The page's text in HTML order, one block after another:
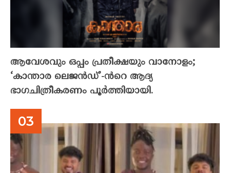
ആവേശവും ഒപ്പം പ്രതീക്ഷയും വാനോളം;
‘കാന്താര ലെജൻഡ്’-ൻറെ ആദ്യ
ഭാഗചിത്രീകരണം പൂർത്തിയായി.